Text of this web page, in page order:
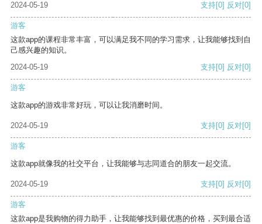
2024-05-19 支持[0] 反对[0]
游客
这款app的课程非常丰富，可以满足我不同的学习需求，让我能够找到自
己感兴趣的知识。
2024-05-19
支持[0] 反对[0]
游客
这款app的游戏非常好玩，可以让我消磨时间。
2024-05-19 支持[0] 反对[0]
游客
这款app就像我的社交平台，让我能够与志同道合的朋友一起交流。
2024-05-19 支持[0] 反对[0]
游客
这款app是我购物的得力助手，让我能够找到最优惠的价格，买到最合适